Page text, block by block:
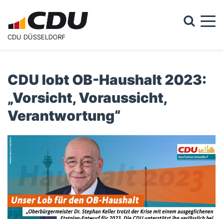
CDU DÜSSELDORF
CDU lobt OB-Haushalt 2023:
„Vorsicht, Voraussicht,
Verantwortung“